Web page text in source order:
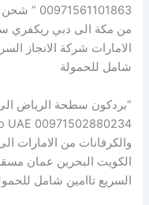
من مكة الى دبي ريكفري
الامارات شركة الانجاز
شامل للحمولة
والكرفانات من الامارات
الكويت البحرين عمان
السريع تاامين شامل